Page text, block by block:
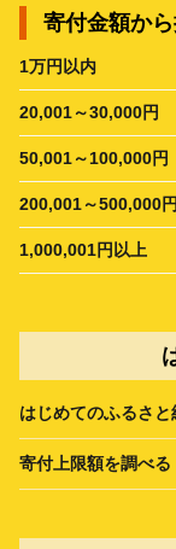
寄付金額か
1万円以内
20,001～30,000円
50,001～100,000円
200,001～500,000円
1,000,001円以上
はじめてのふるさと
寄付上限額を調べる